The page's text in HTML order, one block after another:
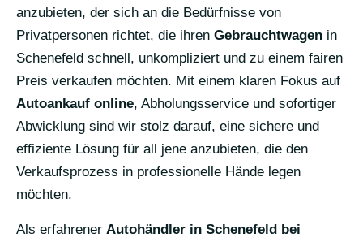
anzubieten, der sich an die Bedürfnisse von
Privatpersonen richtet, die ihren Gebrauchtwagen in
Schenefeld schnell, unkompliziert und zu einem fairen
Preis verkaufen möchten. Mit einem klaren Fokus auf
Autoankauf online, Abholungsservice und sofortiger
Abwicklung sind wir stolz darauf, eine sichere und
effiziente Lösung für all jene anzubieten, die den
Verkaufsprozess in professionelle Hände legen
möchten.
Als erfahrener Autohändler in Schenefeld bei